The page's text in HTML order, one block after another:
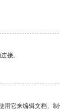
接。
它来编辑文档、制